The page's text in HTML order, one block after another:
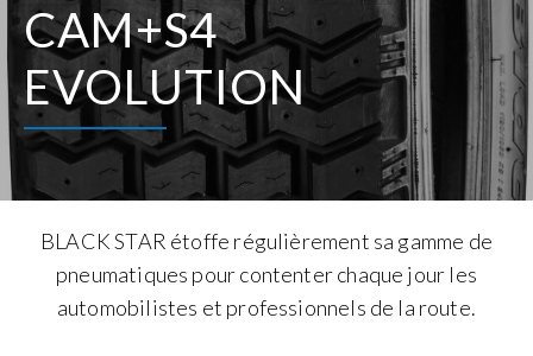
CAM+S4
EVOLUTION
BLACK STAR étoffe régulièrement sa gamme de
pneumatiques pour contenter chaque jour les
automobilistes et professionnels de la route.